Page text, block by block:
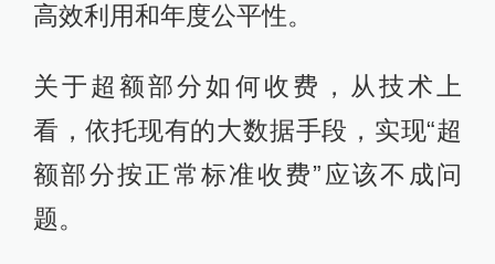
高效利用和年度公平性。
关于超额部分如何收费，从技术上
看，依托现有的大数据手段，实现“超
额部分按正常标准收费”应该不成问
题。